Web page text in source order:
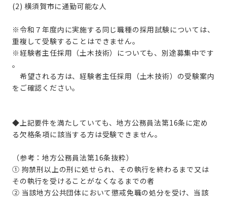
(2) 横須賀市に通勤可能な人
※令和７年度内に実施する同じ職種の採用試験については、
重複して受験することはできません。
※経験者主任採用（土木技術）についても、別途募集中です
。
希望される方は、経験者主任採用（土木技術）の受験案内
をご確認ください。
◆上記要件を満たしていても、地方公務員法第16条に定め
る欠格条項に該当する方は受験できません。
（参考：地方公務員法第16条抜粋）
① 拘禁刑以上の刑に処せられ、その執行を終わるまで又は
その執行を受けることがなくなるまでの者
② 当該地方公共団体において懲戒免職の処分を受け、当該